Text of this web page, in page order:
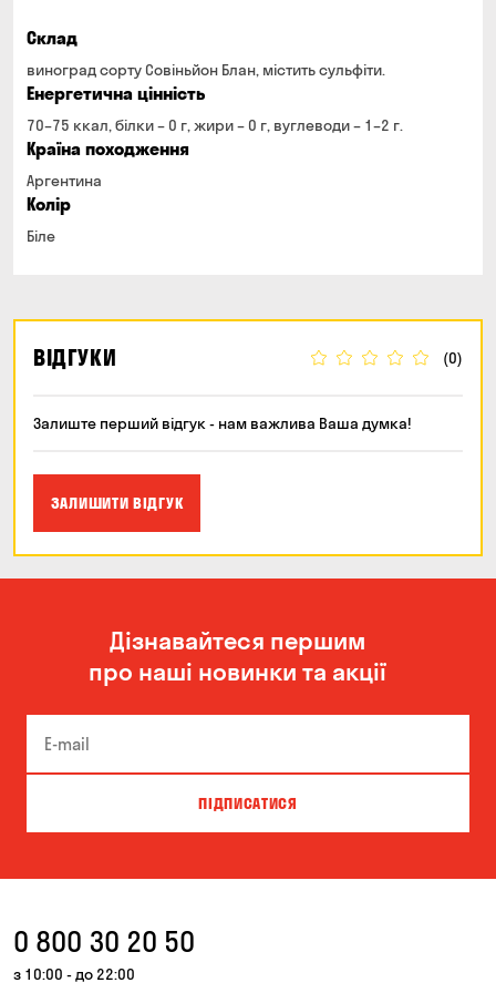
Склад
виноград сорту Совіньйон Блан, містить сульфіти.
Енергетична цінність
70–75 ккал, білки – 0 г, жири – 0 г, вуглеводи – 1–2 г.
Країна походження
Аргентина
Колір
Біле
ВІДГУКИ (0)
Залиште перший відгук - нам важлива Ваша думка!
ЗАЛИШИТИ ВІДГУК
Дізнавайтеся першим
про наші новинки та акції
ПІДПИСАТИСЯ
0 800 30 20 50
з 10:00 - до 22:00